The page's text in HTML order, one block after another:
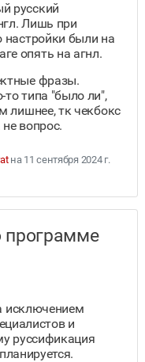
русский
Лишь при
настройки были на
опять на агнл.
фразы.
типа "было ли",
лишнее, тк чекбокс
вопрос.
на 11 сентября 2024 г.
программе
исключением
и
руссификация